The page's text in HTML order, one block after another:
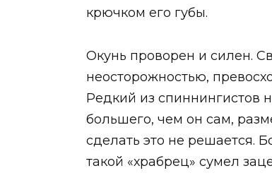
крючком его губы.
Окунь проворен и силен.
неосторожностью,
Редкий из спиннингистов
большего, чем он сам,
сделать это не решается.
такой «храбрец» сумел